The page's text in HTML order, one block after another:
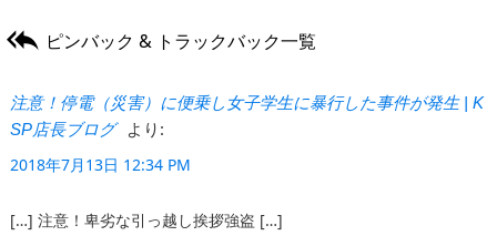
 ピンバック & トラックバック一覧
注意！停電（災害）に便乗し女子学生に暴行した事件が発生 | K
SP店長ブログ
より:
2018年7月13日 12:34 PM
[…] 注意！卑劣な引っ越し挨拶強盗 […]